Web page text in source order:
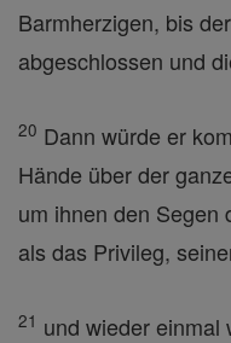
Barmherzigen, bis
abgeschlossen und
20 Dann würde er
Hände über der
um ihnen den Segen
als das Privileg,
21 und wieder einmal